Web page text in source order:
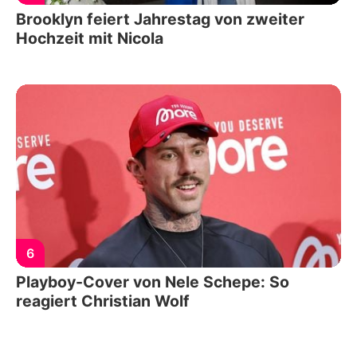
Brooklyn feiert Jahrestag von zweiter
Hochzeit mit Nicola
6
Playboy-Cover von Nele Schepe: So
reagiert Christian Wolf